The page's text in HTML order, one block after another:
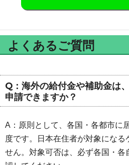
よくあるご質問
Q：海外の給付金や補助金は
申請できますか？
A：原則として、各国・各都市に
度です。日本在住者が対象になる
せん。対象可否は、必ず各国・各